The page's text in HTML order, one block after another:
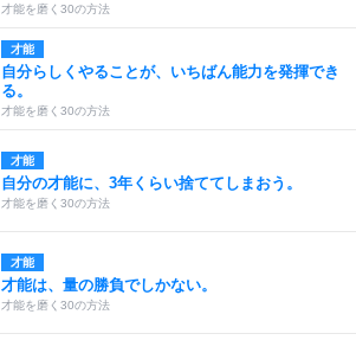
才能を磨く30の方法
才能
自分らしくやることが、いちばん能力を発揮でき
る。
才能を磨く30の方法
才能
自分の才能に、3年くらい捨ててしまおう。
才能を磨く30の方法
才能
才能は、量の勝負でしかない。
才能を磨く30の方法